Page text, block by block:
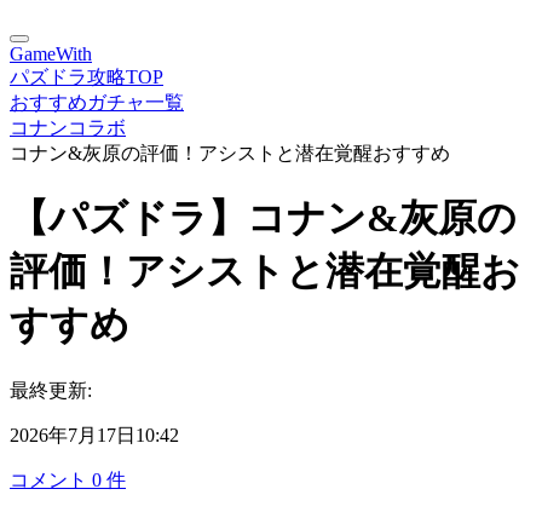
GameWith
パズドラ攻略TOP
おすすめガチャ一覧
コナンコラボ
コナン&灰原の評価！アシストと潜在覚醒おすすめ
【パズドラ】コナン&灰原の
評価！アシストと潜在覚醒お
すすめ
最終更新:
2026年7月17日10:42
コメント 0 件